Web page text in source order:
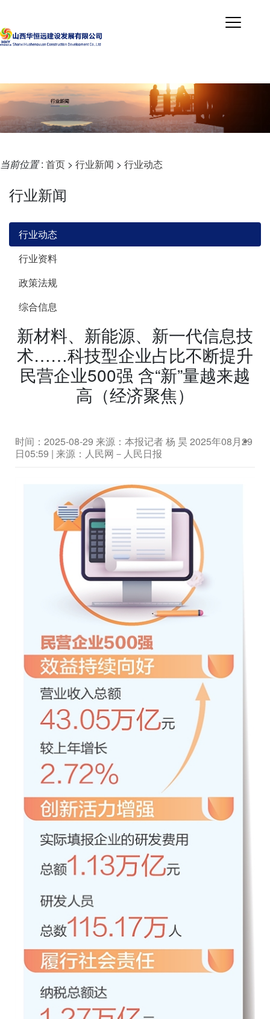
当前位置: 首页 > 行业新闻 > 行业动态
行业新闻
行业动态
行业资料
政策法规
综合信息
新材料、新能源、新一代信息技
术……科技型企业占比不断提升
民营企业500强 含“新”量越来越
高（经济聚焦）
时间：2025-08-29 来源：本报记者 杨 昊 2025年08月29
日05:59 | 来源：人民网－人民日报